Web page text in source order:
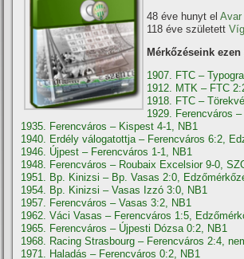
48 éve hunyt el
118 éve született
Mérkőzéseink ezen
1907. FTC –
1912. MTK – FTC
1918. FTC –
1929. Ferencváros
1935. Ferencváros – Kispest 4-1, NB1
1940. Erdély válogatottja – Ferencváros 6:2,
1946. Újpest – Ferencváros 1-1, NB1
1948. Ferencváros – Roubaix Excelsior 9-0,
1951. Bp. Kinizsi – Bp. Vasas 2:0,
1954. Bp. Kinizsi – Vasas Izzó 3:0, NB1
1957. Ferencváros – Vasas 3:2, NB1
1962. Váci Vasas – Ferencváros 1:5,
1965. Ferencváros – Újpesti Dózsa 0:2, NB1
1968. Racing Strasbourg – Ferencváros 2:4,
1971. Haladás – Ferencváros 0:2, NB1